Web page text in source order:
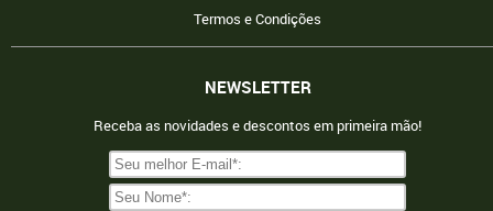
Termos e Condições
NEWSLETTER
Receba as novidades e descontos em primeira mão!